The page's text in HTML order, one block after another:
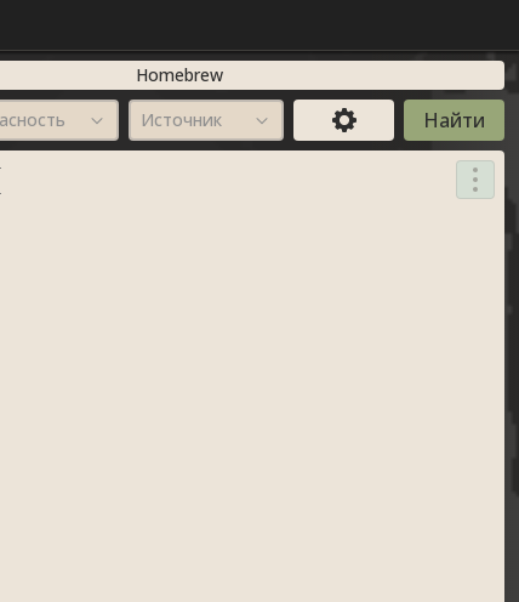
Homebrew
Источник